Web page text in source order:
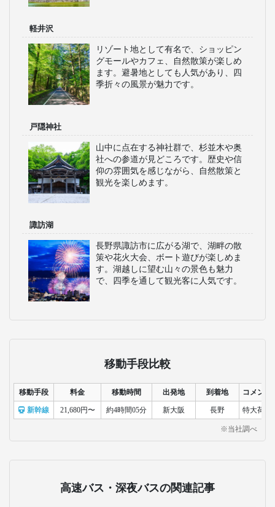
軽井沢
リゾート地として有名で、ショッピン
グモールやカフェ、自然散策が楽しめ
ます。避暑地としても人気があり、四
季折々の風景が魅力です。
戸隠神社
山中に点在する神社群で、杉並木や奥
社への参道が見どころです。歴史や信
仰の雰囲気を感じながら、自然散策と
観光を楽しめます。
諏訪湖
長野県諏訪市に広がる湖で、湖畔の散
策や花火大会、ボート遊びが楽しめま
す。湖越しに望む山々の景色も魅力
で、四季を通して観光客に人気です。
移動手段比較
移動手段 料金 移動時間 出発地 到着地 コメント
新幹線 21,680円〜 約4時間05分 新大阪 長野 特大荷物
※当社調べ
高速バス・深夜バスの関連記事